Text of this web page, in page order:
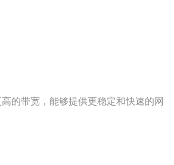
的带宽，能够提供更稳定和快速的网